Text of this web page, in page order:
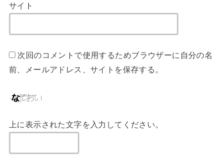
サイト
次回のコメントで使用するためブラウザーに自分の名
前、メールアドレス、サイトを保存する。
上に表示された文字を入力してください。